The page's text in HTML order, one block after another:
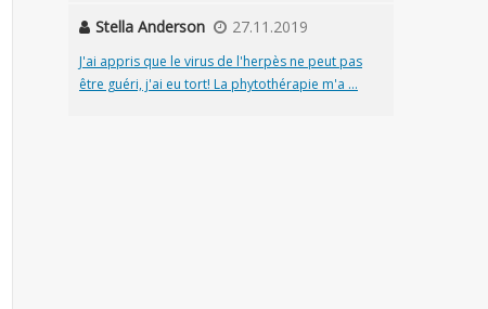
Stella Anderson 27.11.2019
J'ai appris que le virus de l'herpès ne peut pas
être guéri, j'ai eu tort! La phytothérapie m'a ...